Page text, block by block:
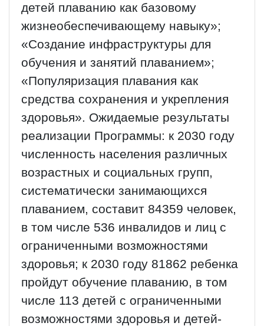
детей плаванию как базовому
жизнеобеспечивающему навыку»;
«Создание инфраструктуры для
обучения и занятий плаванием»;
«Популяризация плавания как
средства сохранения и укрепления
здоровья». Ожидаемые результаты
реализации Программы: к 2030 году
численность населения различных
возрастных и социальных групп,
систематически занимающихся
плаванием, составит 84359 человек,
в том числе 536 инвалидов и лиц с
ограниченными возможностями
здоровья; к 2030 году 81862 ребенка
пройдут обучение плаванию, в том
числе 113 детей с ограниченными
возможностями здоровья и детей-